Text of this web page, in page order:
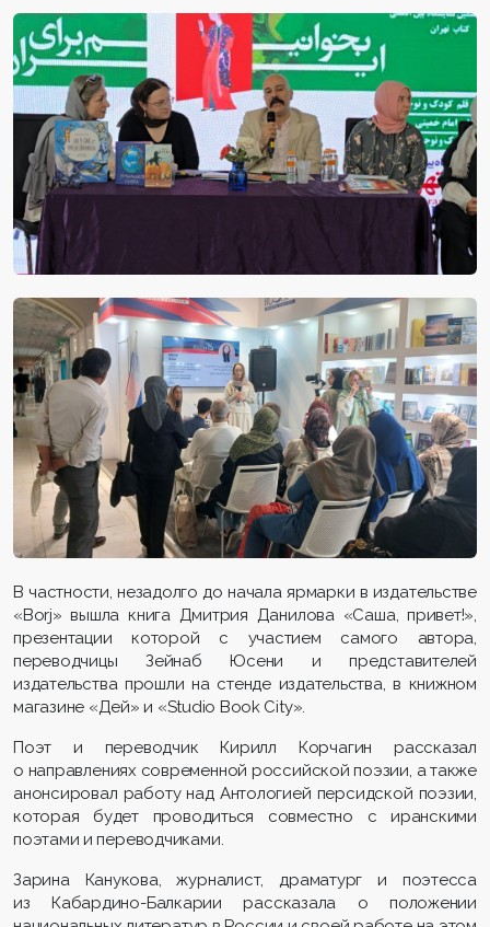
В частности, незадолго до начала ярмарки в издательстве
«Borj» вышла книга Дмитрия Данилова «Саша, привет!»,
презентации которой с участием самого автора,
переводчицы Зейнаб Юсени и представителей
издательства прошли на стенде издательства, в книжном
магазине «Дей» и «Studio Book City».
Поэт и переводчик Кирилл Корчагин рассказал
о направлениях современной российской поэзии, а также
анонсировал работу над Антологией персидской поэзии,
которая будет проводиться совместно с иранскими
поэтами и переводчиками.
Зарина Канукова, журналист, драматург и поэтесса
из Кабардино-Балкарии рассказала о положении